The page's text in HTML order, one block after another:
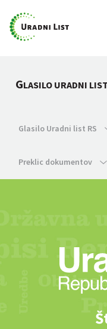
GLASILO URADNI
Glasilo Uradni list RS
Preklic dokumentov